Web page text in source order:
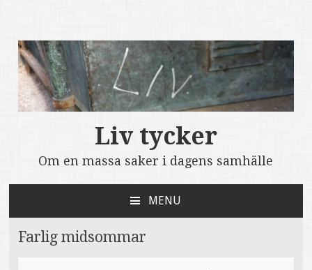
Liv tycker
Om en massa saker i dagens samhälle
MENU
CONTENT
Farlig midsommar